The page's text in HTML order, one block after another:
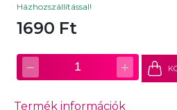
Házhozszállítással!
1690 Ft
− 1 +
Termék információk